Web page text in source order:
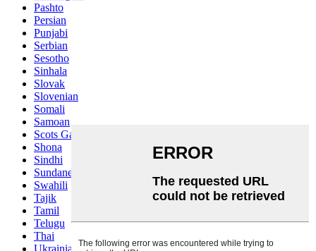
Pashto
Persian
Punjabi
Serbian
Sesotho
Sinhala
Slovak
Slovenian
Somali
Samoan
Scots Gaelic
Shona
Sindhi
Sundanese
Swahili
Tajik
Tamil
Telugu
Thai